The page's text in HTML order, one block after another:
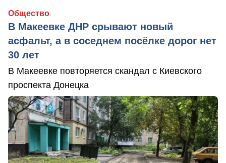
Общество
В Макеевке ДНР срывают новый
асфальт, а в соседнем посёлке дорог нет
30 лет
В Макеевке повторяется скандал с Киевского
проспекта Донецка